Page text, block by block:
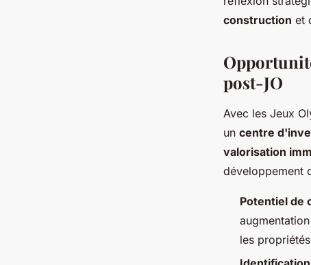
construction et
post-JO
Avec les Jeux
un centre
valorisation
développement
Potentiel de
les